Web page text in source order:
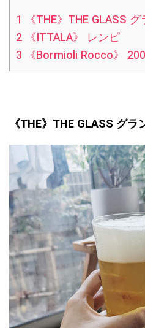
1
《THE》THE GLASS
2《ITTALA》 レンピ
3 《Bormioli Rocco》 200
《THE》THE GLASS グラ